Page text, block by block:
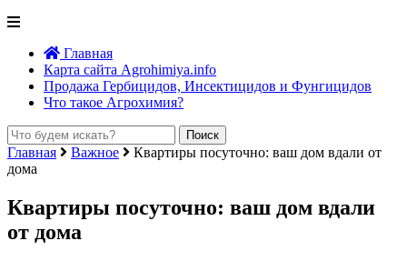
Главная
Карта сайта Agrohimiya.info
Продажа Гербицидов, Инсектицидов и Фунгицидов
Что такое Агрохимия?
Главная Важное
Квартиры посуточно: ваш дом вдали от
дома
Квартиры посуточно: ваш дом вдали
от дома